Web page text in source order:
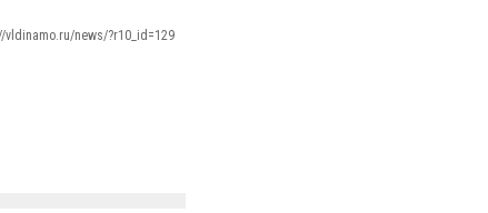
vldinamo.ru/news/?r10_id=129